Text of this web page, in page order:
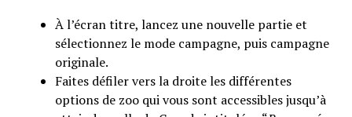
À l’écran titre, lancez une nouvelle partie et
sélectionnez le mode campagne, puis campagne
originale.
Faites défiler vers la droite les différentes
options de zoo qui vous sont accessibles jusqu’à